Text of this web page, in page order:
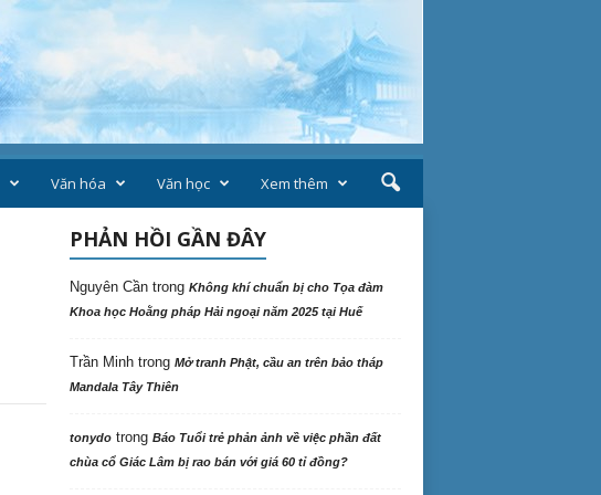
Văn hóa Văn học Xem thêm
PHẢN HỒI GẦN ĐÂY
Nguyên Cầntrong Không khí chuẩn bị cho Tọa đàm
Khoa học Hoằng pháp Hải ngoại năm 2025 tại Huế
Trần Minhtrong Mở tranh Phật, cầu an trên bảo tháp
Mandala Tây Thiên
tonydotrong Báo Tuổi trẻ phản ảnh về việc phần đất
chùa cổ Giác Lâm bị rao bán với giá 60 tỉ đồng?